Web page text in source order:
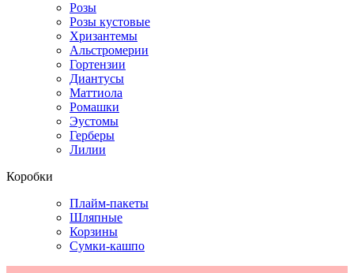
Розы
Розы кустовые
Хризантемы
Альстромерии
Гортензии
Диантусы
Маттиола
Ромашки
Эустомы
Герберы
Лилии
Коробки
Плайм-пакеты
Шляпные
Корзины
Сумки-кашпо